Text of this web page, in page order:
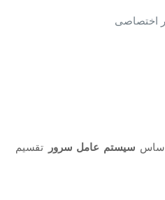
اختصاصی
سیستم عامل سرور تقسيم